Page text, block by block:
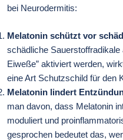
bei Neurodermitis:
Melatonin schützt vor
schädliche Sauerstoffradikale
Eiweße” aktiviert werden,
eine Art Schutzschild für den
Melatonin lindert
man davon, dass Melatonin
moduliert und
gesprochen bedeutet das,